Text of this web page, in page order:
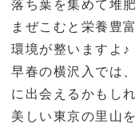
落ち葉を集めて堆
まぜこむと栄養豊
環境が整いますよ♪
早春の横沢入では
に出会えるかもし
美しい東京の里山